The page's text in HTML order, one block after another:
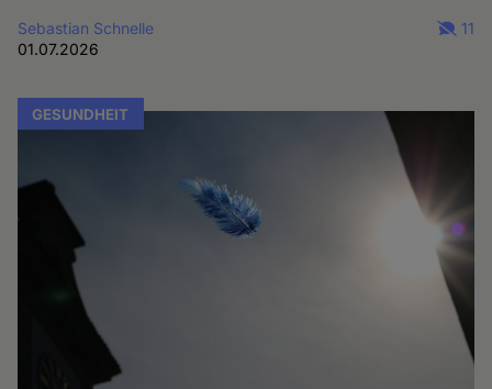
Sebastian Schnelle
01.07.2026
11
GESUNDHEIT